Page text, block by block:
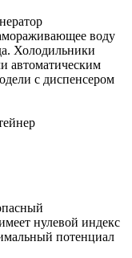
воду
Холодильники
автоматическим
с диспенсером
нулевой индекс
потенциал